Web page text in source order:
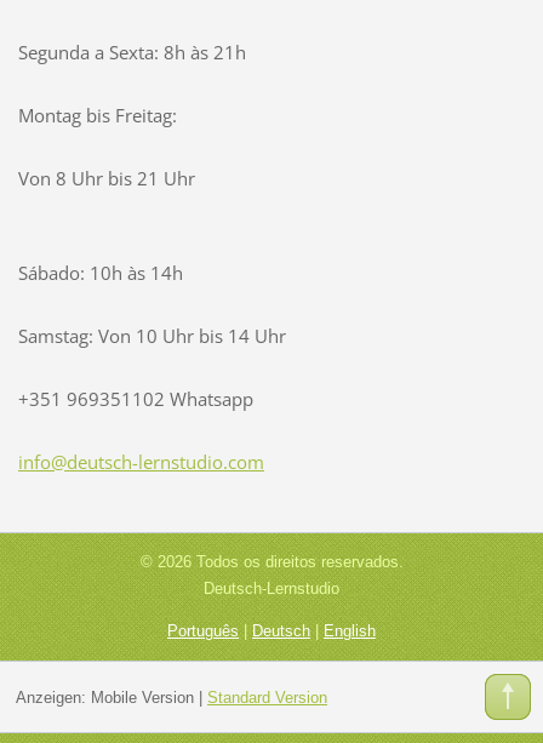
Segunda a Sexta: 8h às 21h
Montag bis Freitag:
Von 8 Uhr bis 21 Uhr
Sábado: 10h às 14h
Samstag: Von 10 Uhr bis 14 Uhr
+351 969351102 Whatsapp
info@deutsch-lernstudio.com
© 2026 Todos os direitos reservados.
Deutsch-Lernstudio
Português|Deutsch|English
Anzeigen: Mobile Version| Standard Version